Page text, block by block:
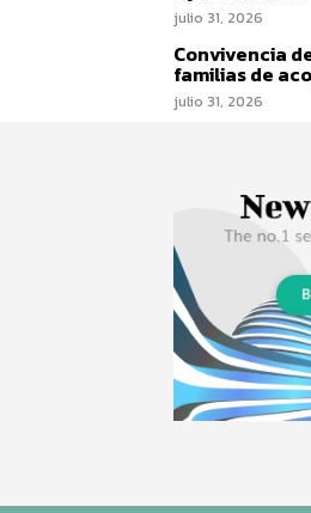
julio 31, 2026
Convivencia
familias de
julio 31, 2026